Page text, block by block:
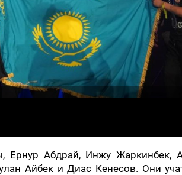
Абдрай, Инжу Жаркинбек,
Айбек и Диас Кенесов. Они